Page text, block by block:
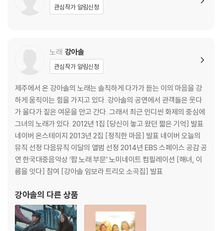
어떤 시간들을 보내셨나요
그 이야기들을 너무 오래 묻어 놓은 건 아닌지 항상 생각합니다.
이번 앨범은 제 곁에 있는 사람들을 많이 떠올리며 작업했어요
그리고 이제 조금 긴 여행을 꿈 꾸어 봅니다
여행지 어느 낯선 골목에서 마주칠 해법이 저를 다시금 설레게 하네요
작은 바램이라면 그 순간에도 늘 노래와 함께 였으면 합니다.
2022년 4월 18일 배영경 드림.
[Credit]
Elec guitar & acoustic guitar & nylon guitar by 배영경 / Piano by
김성윤, 조은화 / Rhodes piano by 김성윤 / Bass guitar by 박 순철 /
Drum by 톰톰 / Percussion by 황성용 / Chorus by 배영경, 이규호,
경선
관심작가 알림신청
노래 강아솔
관심작가 알림신청
제주에서 온 강아솔의 노래는 솔직하게 다가가 듣는 이의 마음을 강
하게 움직이는 힘을 가지고 있다. 강아솔의 공연에서 관객들은 웃다
가 울다가 짙은 여운을 안고 간다. 그래서 최근 인디씬 화제의 중심에
그녀의 노래가 있다. 2012년 1집 [당신이 놓고 왔던 짧은 기억] 발표
네이버 온스테이지 2013년 2집 [정직한 마음] 발표 네이버 오늘의
뮤직 선정 다음뮤직 이달의 앨범 선정 2014년 EBS 스페이스 공감 공
연 한국대중음악상 ‘팝 노래 부문’ 노미네이트 컴필레이션 [해녀, 이
름을 잇다] 참여 [강아솔 임보라 트리오 소곡집] 발표
강아솔의 다른 상품